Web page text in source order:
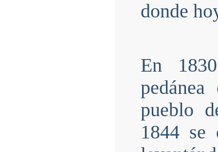
donde
En
pueblo
1844 se